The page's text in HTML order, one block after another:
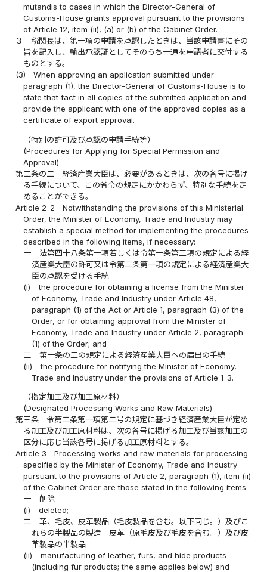
mutandis to cases in which the Director-General of
Customs-House grants approval pursuant to the provisions
of Article 12, item (ii), (a) or (b) of the Cabinet Order.
３
税関長は、第一項の申請を承認したときは、当該申請書にその
旨を記入し、輸出承認証としてそのうち一通を申請者に交付する
ものとする。
(3)
When approving an application submitted under
paragraph (1), the Director-General of Customs-House is to
state that fact in all copies of the submitted application and
provide the applicant with one of the approved copies as a
certificate of export approval.
（特別の許可及び承認の申請手続等）
(Procedures for Applying for Special Permission and
Approval)
第二条の二
経済産業大臣は、必要があるときは、次の各号に掲げ
る手続について、この省令の規定にかかわらず、特別な手続を定
めることができる。
Article 2-2
Notwithstanding the provisions of this Ministerial
Order, the Minister of Economy, Trade and Industry may
establish a special method for implementing the procedures
described in the following items, if necessary:
一
法第四十八条第一項若しくは令第一条第三項の規定による経
済産業大臣の許可又は令第二条第一項の規定による経済産業大
臣の承認を受ける手続
(i)
the procedure for obtaining a license from the Minister
of Economy, Trade and Industry under Article 48,
paragraph (1) of the Act or Article 1, paragraph (3) of the
Order, or for obtaining approval from the Minister of
Economy, Trade and Industry under Article 2, paragraph
(1) of the Order; and
二
第一条の三の規定による経済産業大臣への届出の手続
(ii)
the procedure for notifying the Minister of Economy,
Trade and Industry under the provisions of Article 1-3.
（指定加工及び加工原材料）
(Designated Processing Works and Raw Materials)
第三条
令第二条第一項第二号の規定に基づき経済産業大臣が定め
る加工及び加工原材料は、次の各号に掲げる加工及び当該加工の
区分に応じ当該各号に掲げる加工原材料とする。
Article 3
Processing works and raw materials for processing
specified by the Minister of Economy, Trade and Industry
pursuant to the provisions of Article 2, paragraph (1), item (ii)
of the Cabinet Order are those stated in the following items:
一
削除
(i)
deleted;
二
革、毛皮、皮革製品（毛皮製品を含む。以下同じ。）及びこ
れらの半製品の製造 皮革（原毛皮及び毛皮を含む。）及び皮
革製品の半製品
(ii)
manufacturing of leather, furs, and hide products
(including fur products; the same applies below) and